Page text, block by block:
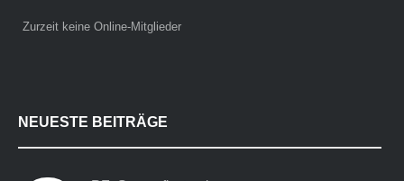
Zurzeit keine Online-Mitglieder
NEUESTE BEITRÄGE